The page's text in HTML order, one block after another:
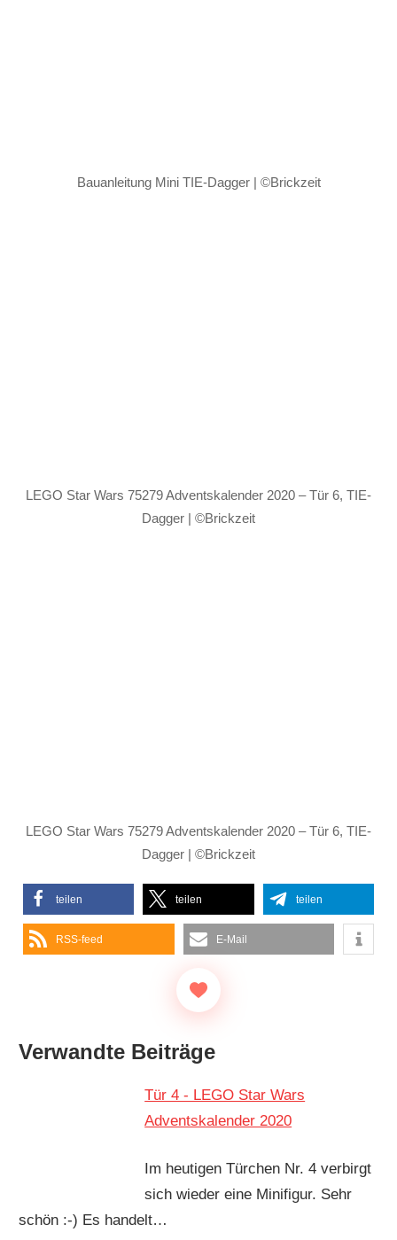
Bauanleitung Mini TIE-Dagger | ©Brickzeit
LEGO Star Wars 75279 Adventskalender 2020 – Tür 6, TIE-
Dagger | ©Brickzeit
LEGO Star Wars 75279 Adventskalender 2020 – Tür 6, TIE-
Dagger | ©Brickzeit
teilen teilen teilen
RSS-feed E-Mail
Verwandte Beiträge
Tür 4 - LEGO Star Wars
Adventskalender 2020
Im heutigen Türchen Nr. 4 verbirgt
sich wieder eine Minifigur. Sehr
schön :-) Es handelt…